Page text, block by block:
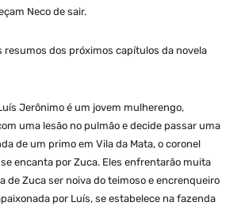
Neco de sair.
resumos dos próximos capítulos da novela
Jerônimo é um jovem mulherengo,
uma lesão no pulmão e decide passar uma
de um primo em Vila da Mata, o coronel
encanta por Zuca. Eles enfrentarão muita
de Zuca ser noiva do teimoso e encrenqueiro
por Luís, se estabelece na fazenda